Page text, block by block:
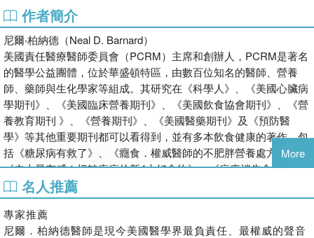
逆流的人最好不要吃。
【天然止痛藥】薑可以用來預防暈車和暈機，緩解偏頭痛和骨
性關節炎引起的疼痛和腫脹。
【嘴巴怎麼老是破洞】堅果、乳製品、柑橘可能容易導致某些
人口腔潰痬（嘴破），常發作的人最好避免。
【螞蟻人小心】糖分會增加人體對疼痛的感受度，例如糖尿病
患的痛覺就比一般人更敏感。
【疼痛紓緩】維生素B6可用於治療月經痛、背痛和腕隧道症候
群。
【預防痛爆】腎結石痛起來如刀割，高鉀低鈉的飲食能將發生
率減半。
頭痛、背痛、經痛、骨鬆、胃潰痬、心血管疾病、糖尿病到癌
症，
50種常見宿疾和疼痛，都有機會改善！
作者簡介
尼爾‧柏納德（Neal D. Barnard）
美國責任醫療醫師委員會（PCRM）主席和創辦人，PCRM是著名
的醫學公益團體，位於華盛頓特區，由數百位知名的醫師、營養
師、藥師與生化學家等組成。其研究在《科學人》、《美國心臟病
學期刊》、《美國臨床營養期刊》、《美國飲食協會期刊》、《營
養教育期刊 》、《營養期刊》、《美國醫藥期刊》及《預防醫
學》等其他重要期刊都可以看得到，並有多本飲食健康的著作，包
括《糖尿病有救了》、《癮食．權威醫師的不肥胖營養處方》、
《史上最有感！扭轉疾病的新4大好食物》、《病痛消失食療聖
經》。
此外，柏納德醫師也常在全美各地演講，目前是喬治華盛頓大學醫
學院兼任醫學副教授。
More
名人推薦
專家推薦
尼爾．柏納德醫師是現今美國醫學界最負責任、最權威的聲音